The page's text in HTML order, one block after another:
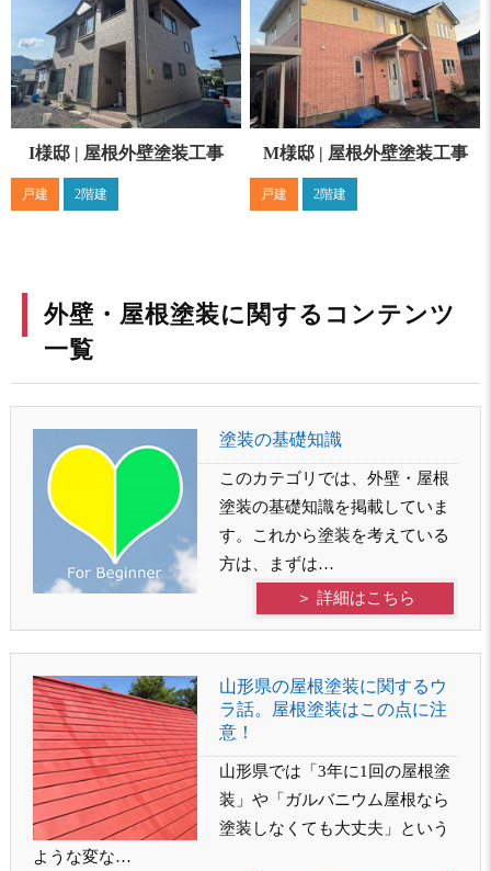
I様邸 | 屋根外壁塗装工事
戸建 2階建
M様邸 | 屋根外壁塗装工事
戸建 2階建
外壁・屋根塗装に関するコンテンツ
一覧
塗装の基礎知識
このカテゴリでは、外壁・屋根
塗装の基礎知識を掲載していま
す。これから塗装を考えている
方は、まずは…
＞ 詳細はこちら
山形県の屋根塗装に関するウ
ラ話。屋根塗装はこの点に注
意！
山形県では「3年に1回の屋根塗
装」や「ガルバニウム屋根なら
塗装しなくても大丈夫」という
ような変な…